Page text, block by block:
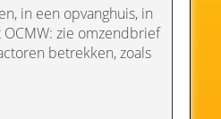
in een opvanghuis, in
zie omzendbrief
betrekken, zoals